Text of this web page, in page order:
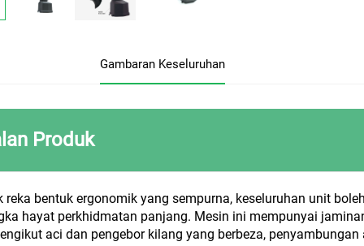
Gambaran Keseluruhan
Produk
reka bentuk ergonomik yang sempurna, keseluruhan unit
hayat perkhidmatan panjang. Mesin ini mempunyai
aci dan pengebor kilang yang berbeza,